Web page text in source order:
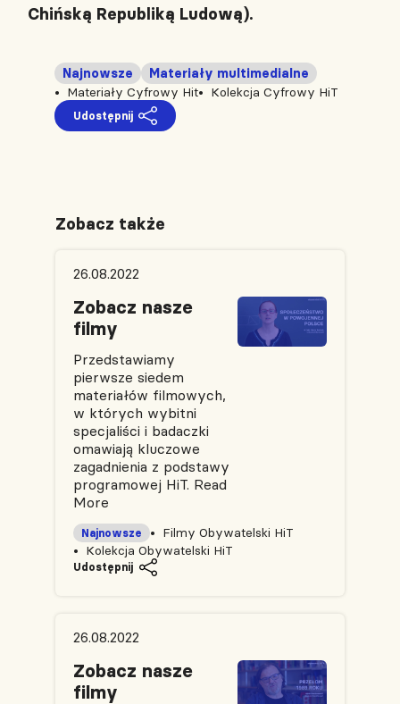
Chińską Republiką Ludową).
Materiały Cyfrowy Hit
Najnowsze
Kolekcja Cyfrowy HiT
Materiały multimedialne
Udostępnij
Zobacz także
26.08.2022
Zobacz nasze
filmy
Przedstawiamy
pierwsze siedem
materiałów filmowych,
w których wybitni
specjaliści i badaczki
omawiają kluczowe
zagadnienia z podstawy
programowej HiT. Read
More
Filmy Obywatelski HiT
Kolekcja Obywatelski HiT
Najnowsze
Udostępnij
26.08.2022
Zobacz nasze
filmy